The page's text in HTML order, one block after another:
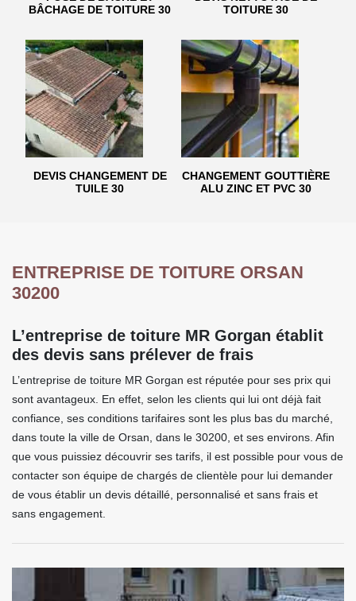
BÂCHAGE DE TOITURE 30
TOITURE 30
DEVIS CHANGEMENT DE
TUILE 30
CHANGEMENT GOUTTIÈRE
ALU ZINC ET PVC 30
ENTREPRISE DE TOITURE ORSAN
30200
L’entreprise de toiture MR Gorgan établit
des devis sans prélever de frais
L’entreprise de toiture MR Gorgan est réputée pour ses prix qui
sont avantageux. En effet, selon les clients qui lui ont déjà fait
confiance, ses conditions tarifaires sont les plus bas du marché,
dans toute la ville de Orsan, dans le 30200, et ses environs. Afin
que vous puissiez découvrir ses tarifs, il est possible pour vous de
contacter son équipe de chargés de clientèle pour lui demander
de vous établir un devis détaillé, personnalisé et sans frais et
sans engagement.